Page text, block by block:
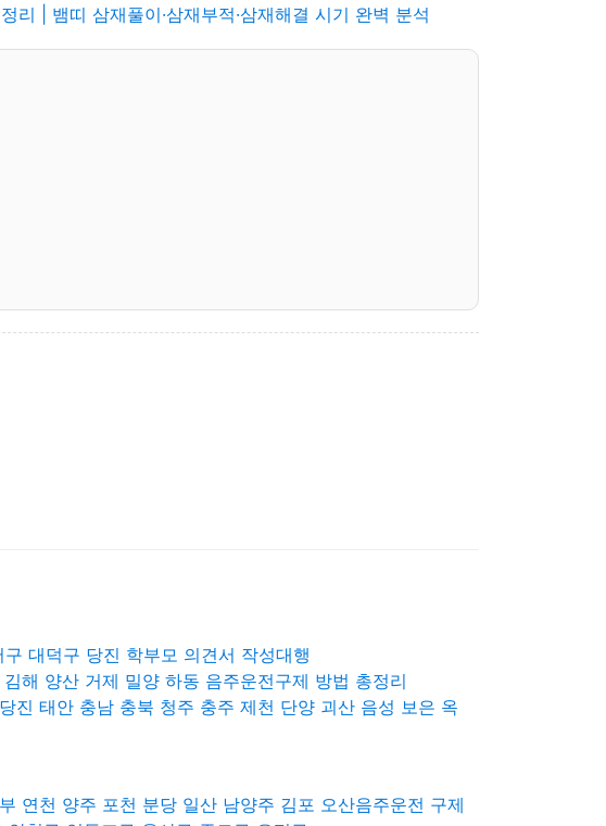
리 | 뱀띠 삼재풀이·삼재부적·삼재해결 시기 완벽 분석
대덕구 당진 학부모 의견서 작성대행
해 양산 거제 밀양 하동 음주운전구제 방법 총정리
진 태안 충남 충북 청주 충주 제천 단양 괴산 음성 보은 옥
연천 양주 포천 분당 일산 남양주 김포 오산음주운전 구제